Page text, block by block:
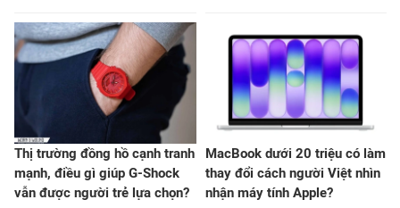
Thị trường đồng hồ cạnh tranh
mạnh, điều gì giúp G-Shock
vẫn được người trẻ lựa chọn?
MacBook dưới 20 triệu có làm
thay đổi cách người Việt nhìn
nhận máy tính Apple?